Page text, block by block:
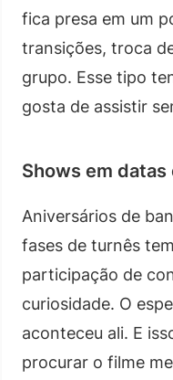
fica presa em um
transições, troca
grupo. Esse tipo
gosta de assistir
Shows em
Aniversários de
fases de turnês
participação de
curiosidade. O
aconteceu ali. E
procurar o filme